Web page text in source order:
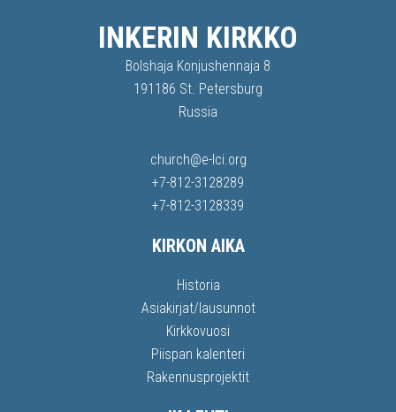
INKERIN KIRKKO
Bolshaja Konjushennaja 8
191186 St. Petersburg
Russia
church@e-lci.org
+7-812-3128289
+7-812-3128339
KIRKON AIKA
Historia
Asiakirjat/lausunnot
Kirkkovuosi
Piispan kalenteri
Rakennusprojektit